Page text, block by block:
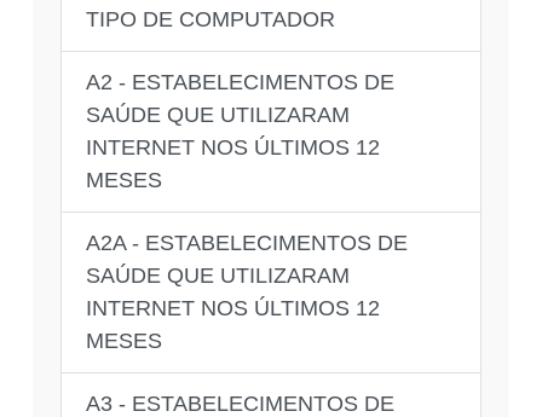
TIPO DE COMPUTADOR
A2 - ESTABELECIMENTOS DE
SAÚDE QUE UTILIZARAM
INTERNET NOS ÚLTIMOS 12
MESES
A2A - ESTABELECIMENTOS DE
SAÚDE QUE UTILIZARAM
INTERNET NOS ÚLTIMOS 12
MESES
A3 - ESTABELECIMENTOS DE